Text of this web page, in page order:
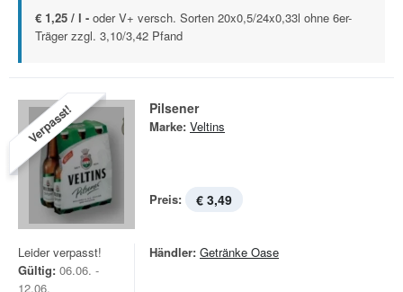
€ 1,25 / l - oder V+ versch. Sorten 20x0,5/24x0,33l ohne 6er-
Träger zzgl. 3,10/3,42 Pfand
Verpasst! Pilsener
Marke: Veltins
Preis: € 3,49
Leider verpasst!
Gültig: 06.06. -
12.06.
Händler: Getränke Oase